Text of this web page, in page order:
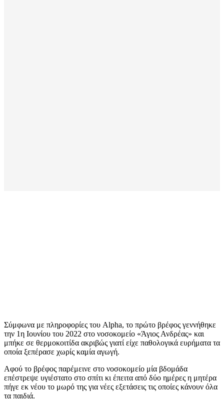
Σύμφωνα με πληροφορίες του Alpha, το πρώτο βρέφος γεννήθηκε
την 1η Ιουνίου του 2022 στο νοσοκομείο «Άγιος Ανδρέας» και
μπήκε σε θερμοκοιτίδα ακριβώς γιατί είχε παθολογικά ευρήματα τα
οποία ξεπέρασε χωρίς καμία αγωγή.
Αφού το βρέφος παρέμεινε στο νοσοκομείο μία βδομάδα
επέστρεψε υγιέστατο στο σπίτι κι έπειτα από δύο ημέρες η μητέρα
πήγε εκ νέου το μωρό της για νέες εξετάσεις τις οποίες κάνουν όλα
τα παιδιά.